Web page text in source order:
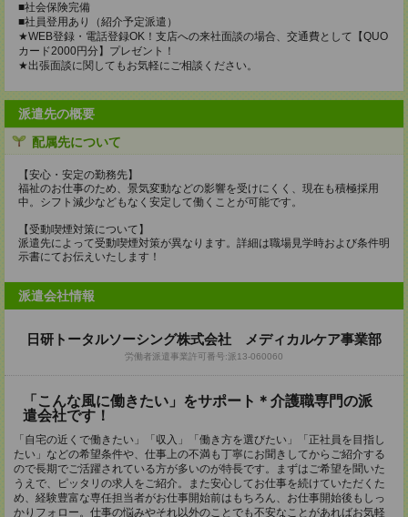
■社会保険完備
■社員登用あり（紹介予定派遣）
★WEB登録・電話登録OK！支店への来社面談の場合、交通費として【QUO
カード2000円分】プレゼント！
★出張面談に関してもお気軽にご相談ください。
派遣先の概要
配属先について
【安心・安定の勤務先】
福祉のお仕事のため、景気変動などの影響を受けにくく、現在も積極採用
中。シフト減少などもなく安定して働くことが可能です。
【受動喫煙対策について】
派遣先によって受動喫煙対策が異なります。詳細は職場見学時および条件明
示書にてお伝えいたします！
派遣会社情報
日研トータルソーシング株式会社 メディカルケア事業部
労働者派遣事業許可番号:派13-060060
「こんな風に働きたい」をサポート＊介護職専門の派
遣会社です！
「自宅の近くで働きたい」「収入」「働き方を選びたい」「正社員を目指し
たい」などの希望条件や、仕事上の不満も丁寧にお聞きしてからご紹介する
ので長期でご活躍されている方が多いのが特長です。まずはご希望を聞いた
うえで、ピッタリの求人をご紹介。また安心してお仕事を続けていただくた
め、経験豊富な専任担当者がお仕事開始前はもちろん、お仕事開始後もしっ
かりフォロー。仕事の悩みやそれ以外のことでも不安なことがあればお気軽